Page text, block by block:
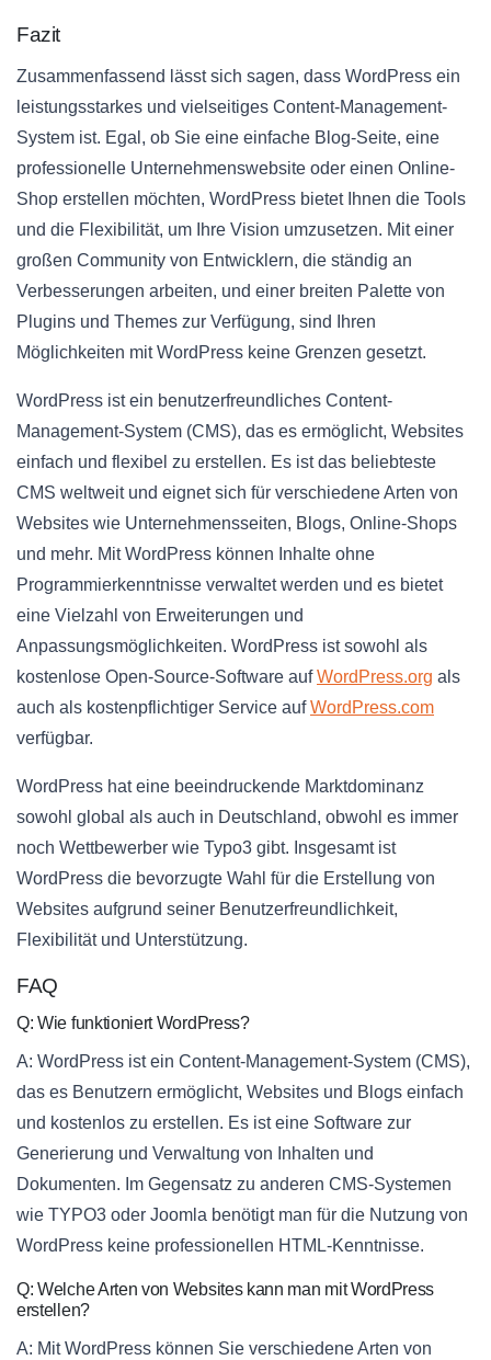
Fazit
Zusammenfassend lässt sich sagen, dass WordPress ein
leistungsstarkes und vielseitiges Content-Management-
System ist. Egal, ob Sie eine einfache Blog-Seite, eine
professionelle Unternehmenswebsite oder einen Online-
Shop erstellen möchten, WordPress bietet Ihnen die Tools
und die Flexibilität, um Ihre Vision umzusetzen. Mit einer
großen Community von Entwicklern, die ständig an
Verbesserungen arbeiten, und einer breiten Palette von
Plugins und Themes zur Verfügung, sind Ihren
Möglichkeiten mit WordPress keine Grenzen gesetzt.
WordPress ist ein benutzerfreundliches Content-
Management-System (CMS), das es ermöglicht, Websites
einfach und flexibel zu erstellen. Es ist das beliebteste
CMS weltweit und eignet sich für verschiedene Arten von
Websites wie Unternehmensseiten, Blogs, Online-Shops
und mehr. Mit WordPress können Inhalte ohne
Programmierkenntnisse verwaltet werden und es bietet
eine Vielzahl von Erweiterungen und
Anpassungsmöglichkeiten. WordPress ist sowohl als
kostenlose Open-Source-Software aufWordPress.org als
auch als kostenpflichtiger Service aufWordPress.com
verfügbar.
WordPress hat eine beeindruckende Marktdominanz
sowohl global als auch in Deutschland, obwohl es immer
noch Wettbewerber wie Typo3 gibt. Insgesamt ist
WordPress die bevorzugte Wahl für die Erstellung von
Websites aufgrund seiner Benutzerfreundlichkeit,
Flexibilität und Unterstützung.
FAQ
Q: Wie funktioniert WordPress?
A: WordPress ist ein Content-Management-System (CMS),
das es Benutzern ermöglicht, Websites und Blogs einfach
und kostenlos zu erstellen. Es ist eine Software zur
Generierung und Verwaltung von Inhalten und
Dokumenten. Im Gegensatz zu anderen CMS-Systemen
wie TYPO3 oder Joomla benötigt man für die Nutzung von
WordPress keine professionellen HTML-Kenntnisse.
Q: Welche Arten von Websites kann man mit WordPress
erstellen?
A: Mit WordPress können Sie verschiedene Arten von